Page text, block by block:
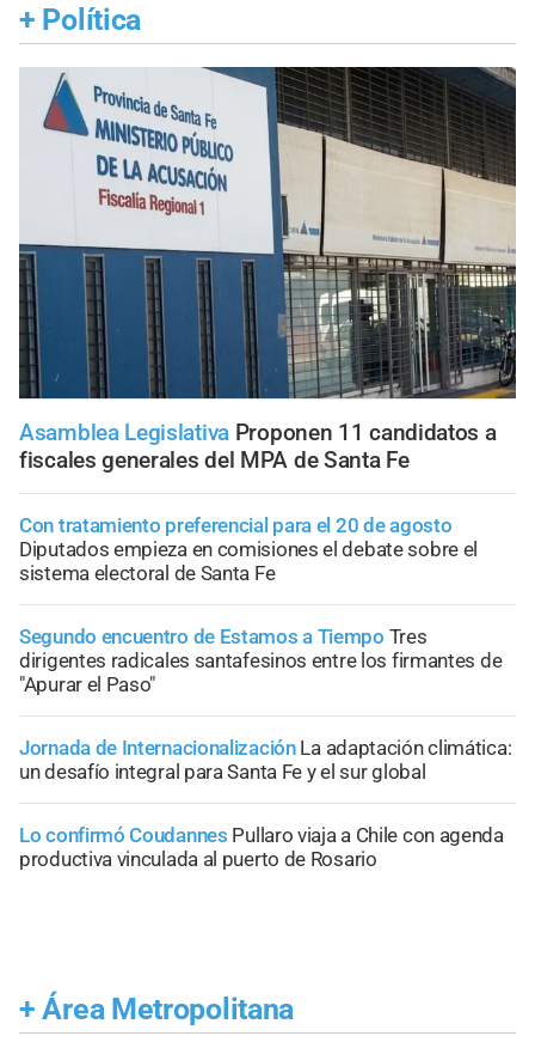
+ Política
Asamblea Legislativa Proponen 11 candidatos a
fiscales generales del MPA de Santa Fe
Con tratamiento preferencial para el 20 de agosto
Diputados empieza en comisiones el debate sobre el
sistema electoral de Santa Fe
Segundo encuentro de Estamos a Tiempo Tres
dirigentes radicales santafesinos entre los firmantes de
"Apurar el Paso"
Jornada de Internacionalización La adaptación climática:
un desafío integral para Santa Fe y el sur global
Lo confirmó Coudannes Pullaro viaja a Chile con agenda
productiva vinculada al puerto de Rosario
+ Área Metropolitana